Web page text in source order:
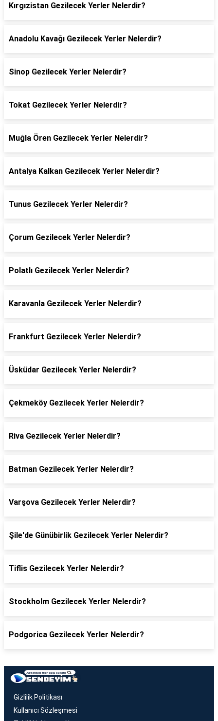
Kırgızistan Gezilecek Yerler Nelerdir?
Anadolu Kavağı Gezilecek Yerler Nelerdir?
Sinop Gezilecek Yerler Nelerdir?
Tokat Gezilecek Yerler Nelerdir?
Muğla Ören Gezilecek Yerler Nelerdir?
Antalya Kalkan Gezilecek Yerler Nelerdir?
Tunus Gezilecek Yerler Nelerdir?
Çorum Gezilecek Yerler Nelerdir?
Polatlı Gezilecek Yerler Nelerdir?
Karavanla Gezilecek Yerler Nelerdir?
Frankfurt Gezilecek Yerler Nelerdir?
Üsküdar Gezilecek Yerler Nelerdir?
Çekmeköy Gezilecek Yerler Nelerdir?
Riva Gezilecek Yerler Nelerdir?
Batman Gezilecek Yerler Nelerdir?
Varşova Gezilecek Yerler Nelerdir?
Şile'de Günübirlik Gezilecek Yerler Nelerdir?
Tiflis Gezilecek Yerler Nelerdir?
Stockholm Gezilecek Yerler Nelerdir?
Podgorica Gezilecek Yerler Nelerdir?
Gizlilik Politikası
Kullanıcı Sözleşmesi